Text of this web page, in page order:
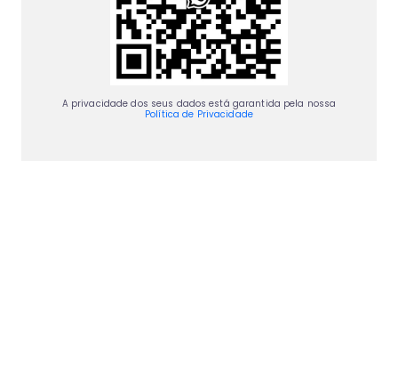
A privacidade dos seus dados está garantida pela nossa
Política de Privacidade